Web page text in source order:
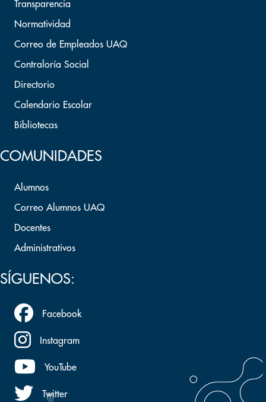
Transparencia
Normatividad
Correo de Empleados UAQ
Contraloría Social
Directorio
Calendario Escolar
Bibliotecas
COMUNIDADES
Alumnos
Correo Alumnos UAQ
Docentes
Administrativos
SÍGUENOS:
Facebook
Instagram
YouTube
Twitter